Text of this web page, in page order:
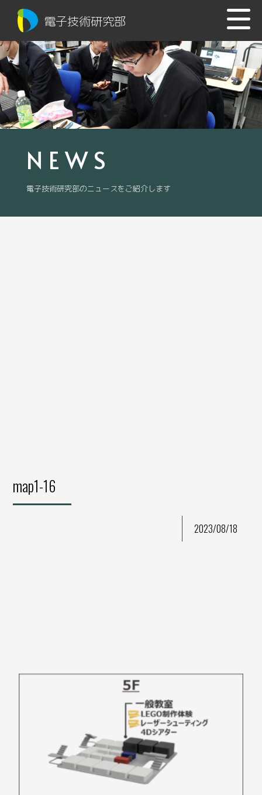
電子技術研究部
NEWS
電子技術研究部のニュースをご紹介します
map1-16
2023/08/18